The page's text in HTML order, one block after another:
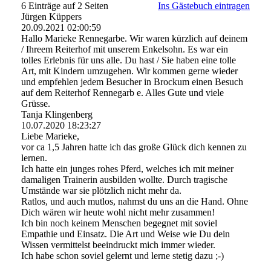
6 Einträge auf 2 Seiten
Ins Gästebuch eintragen
Jürgen Küppers
20.09.2021 02:00:59
Hallo Marieke Rennegarbe. Wir waren kürzlich auf deinem
/ Ihreem Reiterhof mit unserem Enkelsohn. Es war ein
tolles Erlebnis für uns alle. Du hast / Sie haben eine tolle
Art, mit Kindern umzugehen. Wir kommen gerne wieder
und empfehlen jedem Besucher in Brockum einen Besuch
auf dem Reiterhof Rennegarb e. Alles Gute und viele
Grüsse.
Tanja Klingenberg
10.07.2020 18:23:27
Liebe Marieke,
vor ca 1,5 Jahren hatte ich das große Glück dich kennen zu
lernen.
Ich hatte ein junges rohes Pferd, welches ich mit meiner
damaligen Trainerin ausbilden wollte. Durch tragische
Umstände war sie plötzlich nicht mehr da.
Ratlos, und auch mutlos, nahmst du uns an die Hand. Ohne
Dich wären wir heute wohl nicht mehr zusammen!
Ich bin noch keinem Menschen begegnet mit soviel
Empathie und Einsatz. Die Art und Weise wie Du dein
Wissen vermittelst beeindruckt mich immer wieder.
Ich habe schon soviel gelernt und lerne stetig dazu ;-)